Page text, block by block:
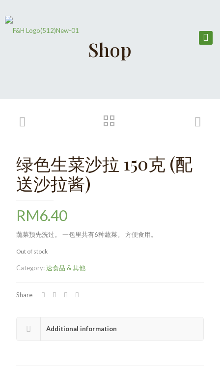
Shop
绿色生菜沙拉 150克 (配
送沙拉酱)
RM6.40
蔬菜预先洗过。 一包里共有6种蔬菜。 方便食用。
Out of stock
Category:速食品 & 其他
Share
Additional information